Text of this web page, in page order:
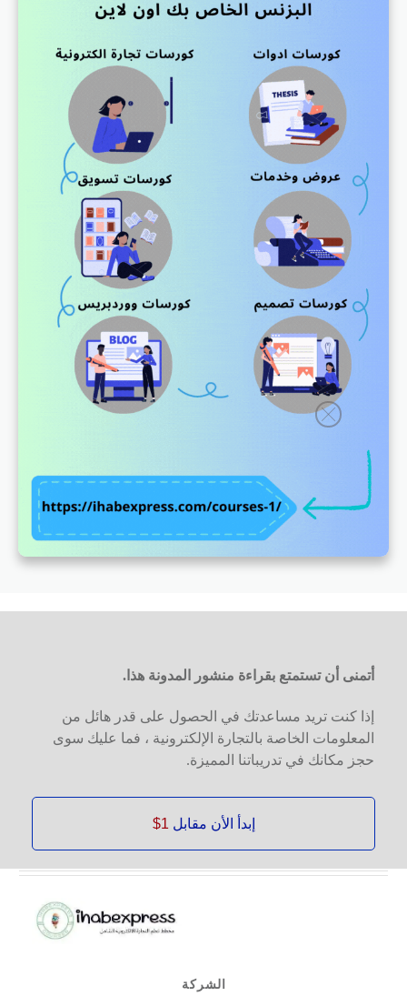
أتمنى أن تستمتع بقراءة منشور المدونة هذا.
إذا كنت تريد مساعدتك في الحصول على قدر هائل من
المعلومات الخاصة بالتجارة الإلكترونية ، فما عليك سوى
حجز مكانك في تدريباتنا المميزة.
إبدأ الأن مقابل1$
الشركة